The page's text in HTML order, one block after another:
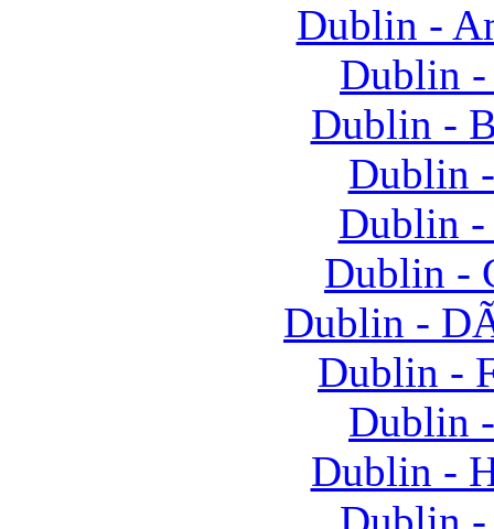
Dublin -
Dublin
Dublin -
Dublin
Dublin -
Dublin -
Dublin -
Dublin -
Dublin
Dublin -